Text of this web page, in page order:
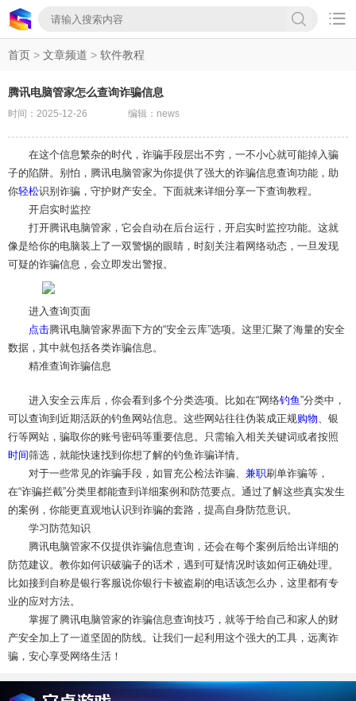

首页 > 文章频道 > 软件教程
腾讯电脑管家怎么查询诈骗信息
时间：2025-12-26 编辑：news
在这个信息繁杂的时代，诈骗手段层出不穷，一不小心就可能掉入骗
子的陷阱。别怕，腾讯电脑管家为你提供了强大的诈骗信息查询功能，助
你轻松识别诈骗，守护财产安全。下面就来详细分享一下查询教程。
开启实时监控
打开腾讯电脑管家，它会自动在后台运行，开启实时监控功能。这就
像是给你的电脑装上了一双警惕的眼睛，时刻关注着网络动态，一旦发现
可疑的诈骗信息，会立即发出警报。
进入查询页面
点击腾讯电脑管家界面下方的“安全云库”选项。这里汇聚了海量的安全
数据，其中就包括各类诈骗信息。
精准查询诈骗信息
进入安全云库后，你会看到多个分类选项。比如在“网络钓鱼”分类中，
可以查询到近期活跃的钓鱼网站信息。这些网站往往伪装成正规购物、银
行等网站，骗取你的账号密码等重要信息。只需输入相关关键词或者按照
时间筛选，就能快速找到你想了解的钓鱼诈骗详情。
对于一些常见的诈骗手段，如冒充公检法诈骗、 兼职刷单诈骗等，
在“诈骗拦截”分类里都能查到详细案例和防范要点。通过了解这些真实发生
的案例，你能更直观地认识到诈骗的套路，提高自身防范意识。
学习防范知识
腾讯电脑管家不仅提供诈骗信息查询，还会在每个案例后给出详细的
防范建议。教你如何识破骗子的话术，遇到可疑情况时该如何正确处理。
比如接到自称是银行客服说你银行卡被盗刷的电话该怎么办，这里都有专
业的应对方法。
掌握了腾讯电脑管家的诈骗信息查询技巧，就等于给自己和家人的财
产安全加上了一道坚固的防线。让我们一起利用这个强大的工具，远离诈
骗，安心享受网络生活！